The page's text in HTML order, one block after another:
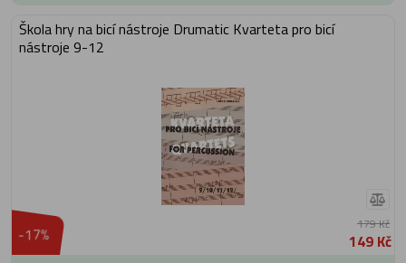
Škola hry na bicí nástroje Drumatic Kvarteta pro bicí
nástroje 9-12
-17% 179 Kč
149 Kč